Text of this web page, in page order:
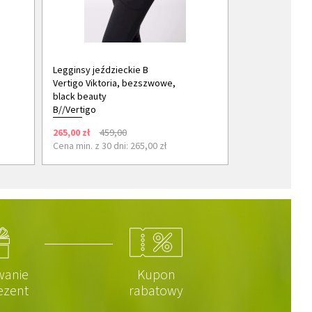
Legginsy jeździeckie B
Vertigo Viktoria, bezszwowe,
black beauty
B//Vertigo
265,00 zł
459,00
Cena min. z 30 dni: 265,00 zł
Kupon
rabatowy